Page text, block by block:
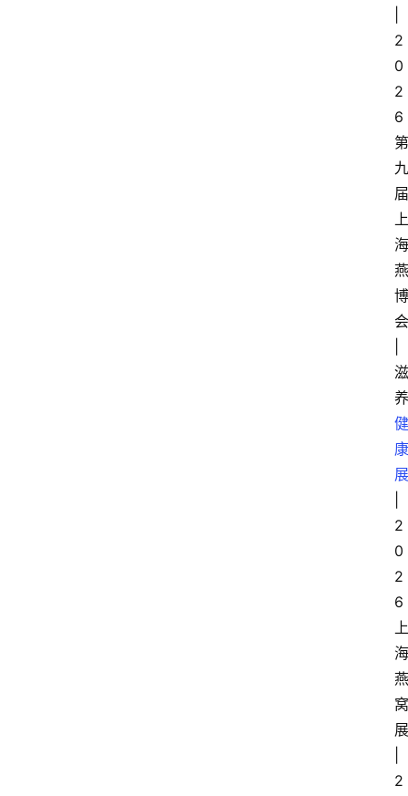
2
0
2
6
第
九
届
上
海
燕
博
会
滋
养
健
康
展
2
0
2
6
上
海
燕
窝
展
2